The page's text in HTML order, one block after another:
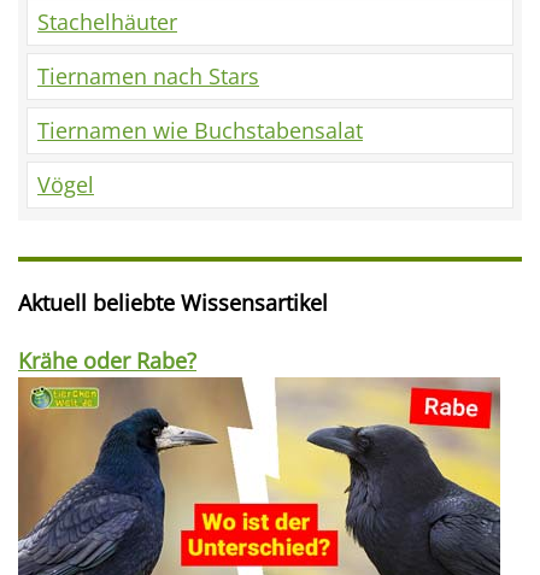
Stachelhäuter
Tiernamen nach Stars
Tiernamen wie Buchstabensalat
Vögel
Aktuell beliebte Wissensartikel
Krähe oder Rabe?